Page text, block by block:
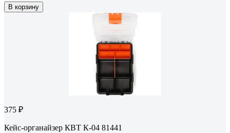
В корзину
375 ₽
Кейс-органайзер КВТ К-04 81441